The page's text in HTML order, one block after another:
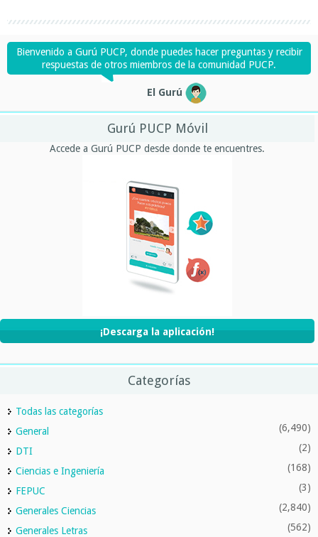
Bienvenido a Gurú PUCP, donde puedes hacer preguntas y recibir
respuestas de otros miembros de la comunidad PUCP.
El Gurú
Gurú PUCP Móvil
Accede a Gurú PUCP desde donde te encuentres.
¡Descarga la aplicación!
Categorías
Todas las categorías
General
(6,490)
DTI (2)
Ciencias e Ingeniería (168)
FEPUC (3)
Generales Ciencias (2,840)
Generales Letras (562)